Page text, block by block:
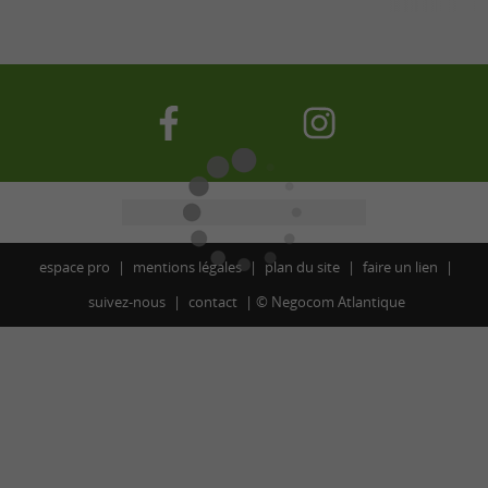
espace pro mentions légales plan du site
faire un lien
suivez-nous
contact © Negocom Atlantique